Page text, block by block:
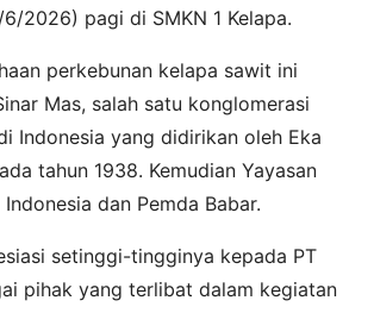
2026) pagi di SMKN 1 Kelapa.
perkebunan kelapa sawit ini
Mas, salah satu konglomerasi
Indonesia yang didirikan oleh Eka
tahun 1938. Kemudian Yayasan
dan Pemda Babar.
setinggi-tingginya kepada PT
pihak yang terlibat dalam kegiatan